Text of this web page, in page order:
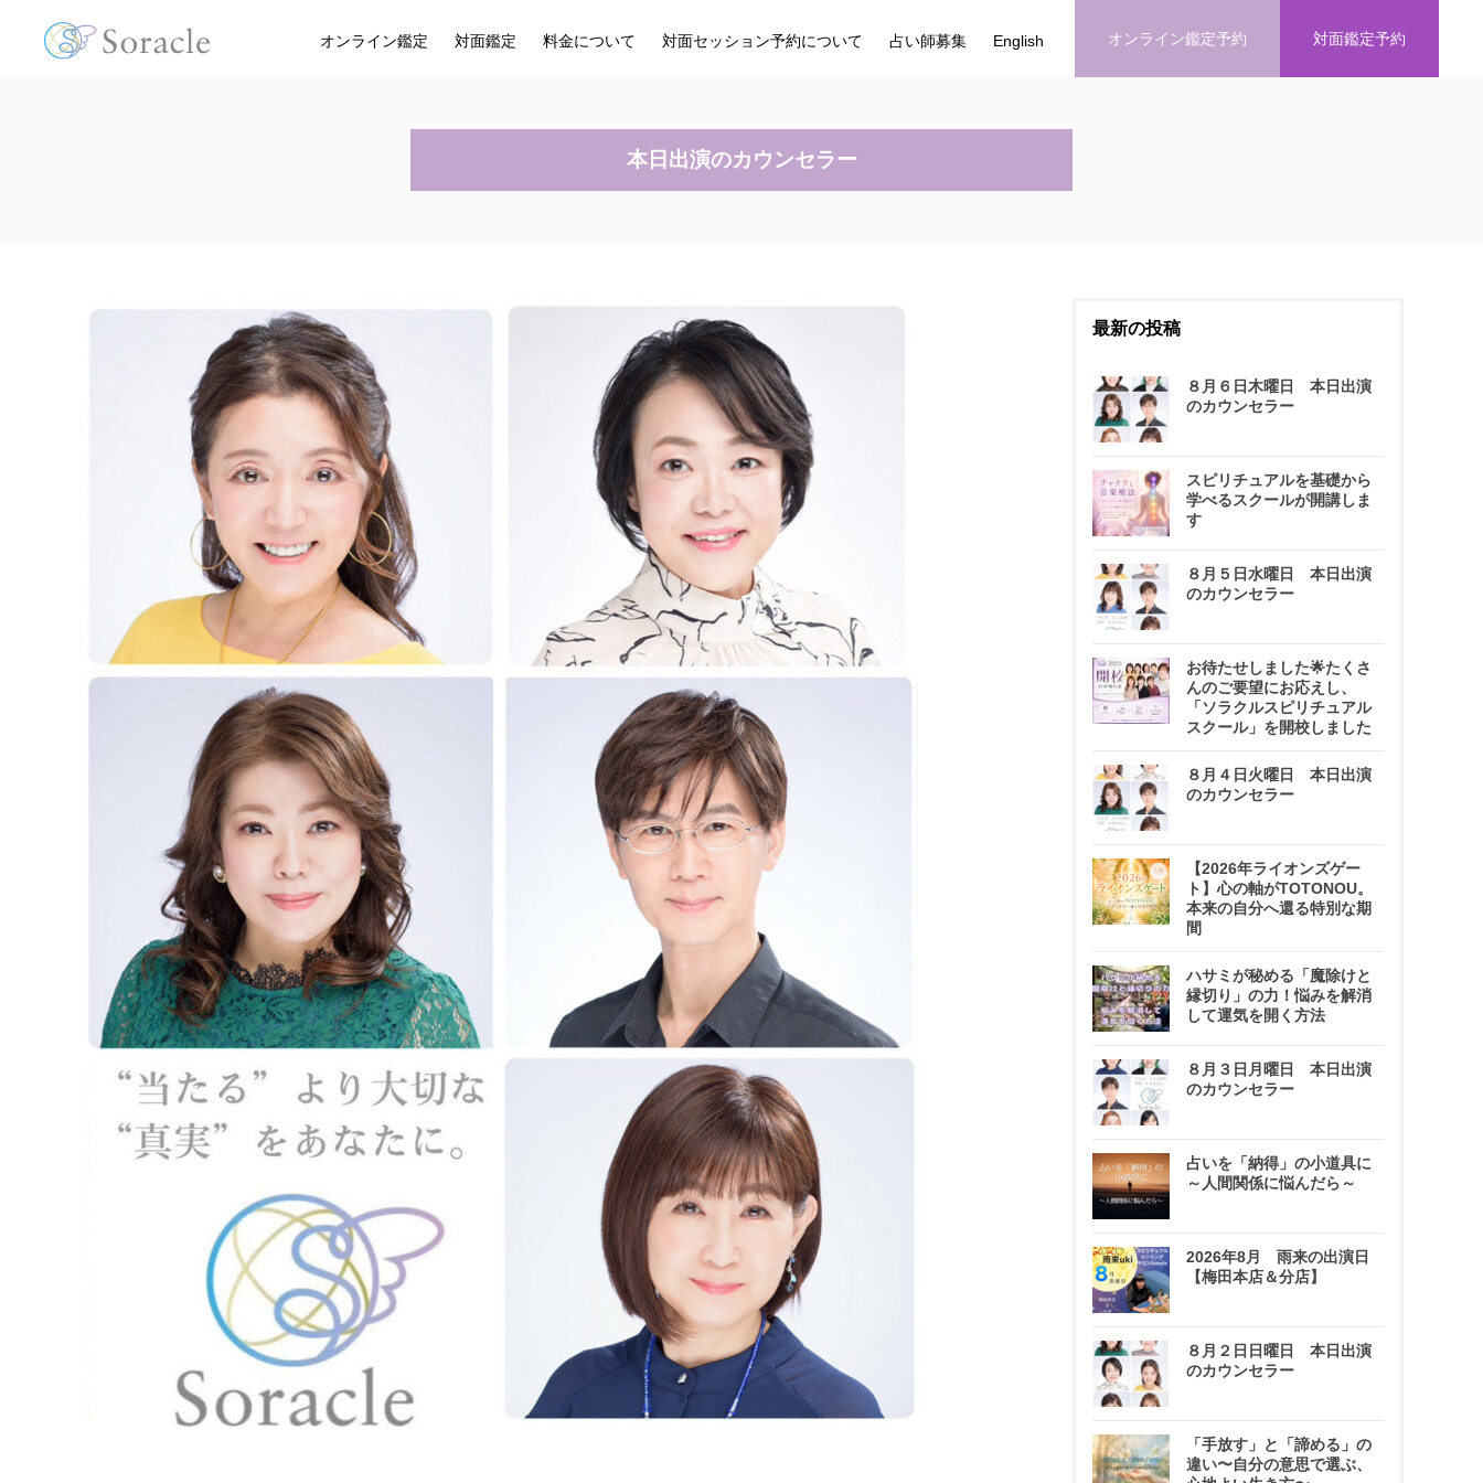
オンライン鑑定 対面鑑定 料金について 対面セッション予約について 占い師募集 English オンライン鑑定予約 対面鑑定予約
本日出演のカウンセラー
最新の投稿
８月６日木曜日 本日出演
のカウンセラー
スピリチュアルを基礎から
学べるスクールが開講しま
す
８月５日水曜日 本日出演
のカウンセラー
お待たせしました🌟たくさ
んのご要望にお応えし、
「ソラクルスピリチュアル
スクール」を開校しました
８月４日火曜日 本日出演
のカウンセラー
【2026年ライオンズゲー
ト】心の軸がTOTONOU。
本来の自分へ還る特別な期
間
ハサミが秘める「魔除けと
縁切り」の力！悩みを解消
して運気を開く方法
８月３日月曜日 本日出演
のカウンセラー
占いを「納得」の小道具に
～人間関係に悩んだら～
2026年8月 雨来の出演日
【梅田本店＆分店】
８月２日日曜日 本日出演
のカウンセラー
「手放す」と「諦める」の
違い〜自分の意思で選ぶ、